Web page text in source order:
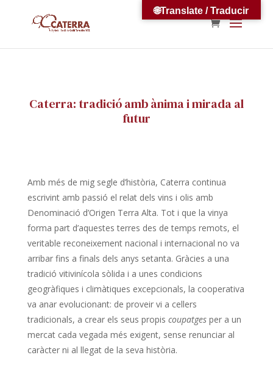
Caterra: tradició amb ànima i mirada al
futur
Amb més de mig segle d’història, Caterra continua
escrivint amb passió el relat dels vins i olis amb
Denominació d’Origen Terra Alta. Tot i que la vinya
forma part d’aquestes terres des de temps remots, el
veritable reconeixement nacional i internacional no va
arribar fins a finals dels anys setanta. Gràcies a una
tradició vitivinícola sòlida i a unes condicions
geogràfiques i climàtiques excepcionals, la cooperativa
va anar evolucionant: de proveir vi a cellers
tradicionals, a crear els seus propis coupatgesper a un
mercat cada vegada més exigent, sense renunciar al
caràcter ni al llegat de la seva història.
🌐Translate / Traducir